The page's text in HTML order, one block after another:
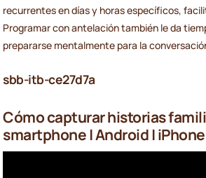
recurrentes en días y horas específicos,
Programar con antelación también le da
prepararse mentalmente para la
sbb-itb-ce27d7a
Cómo capturar historias
smartphone | Android | iPhone